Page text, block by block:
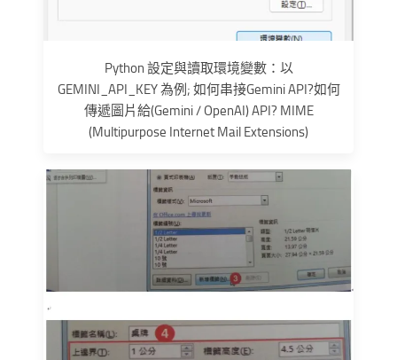
Python 設定與讀取環境變數：以
GEMINI_API_KEY 為例; 如何串接Gemini API?如何
傳遞圖片給(Gemini / OpenAI) API? MIME
(Multipurpose Internet Mail Extensions)